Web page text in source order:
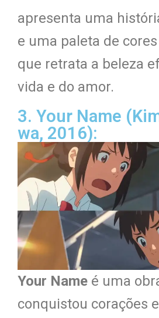
apresenta uma
e uma paleta de
que retrata a beleza
vida e do amor.
3. Your Name
wa, 2016):
Your Name é uma
conquistou corações